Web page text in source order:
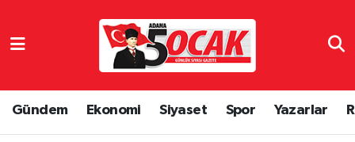
Gündem Ekonomi Siyaset Spor Yazarlar
Adana Nöbetçi Eczaneler